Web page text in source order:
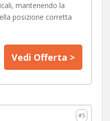
mantenendo la
posizione corretta
Vedi Offerta >
#5